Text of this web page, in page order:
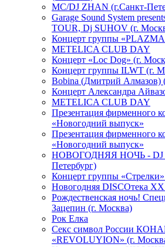
МС/DJ ZHAN (г.Санкт-
Garage Sound System
TOUR, Dj SUHOV (г.
Концерт группы
METELICA CLUB DAY
Концерт «Loc Dog» (г.
Концерт группы ILWT (г.
Bobina (Дмитрий Алмазов)
Концерт Александра
METELICA CLUB DAY
Презентация фирменного
«Новогодний выпуск»
Презентация фирменного
«Новогодний выпуск»
НОВОГОДНЯЯ НОЧЬ - DJ
Петербург)
Концерт группы
Новогодняя DISCOтека ХХ
Рождественская ночь!
Зацепин (г. Москва)
Рок Елка
Секс символ России
«REVOLUYION» (г.